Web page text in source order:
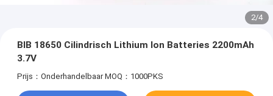
2/4
BIB 18650 Cilindrisch Lithium Ion Batteries 2200mAh
3.7V
Prijs：Onderhandelbaar MOQ：1000PKS